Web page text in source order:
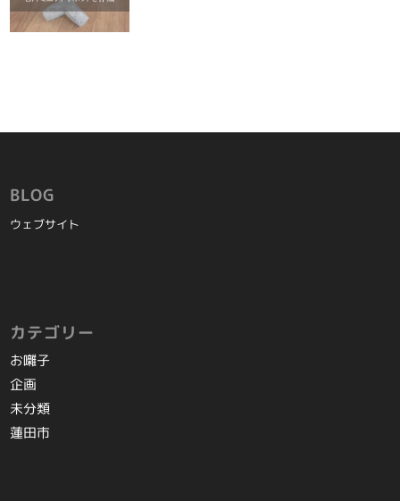
BLOG
ウェブサイト
カテゴリー
お囃子
企画
未分類
蓮田市